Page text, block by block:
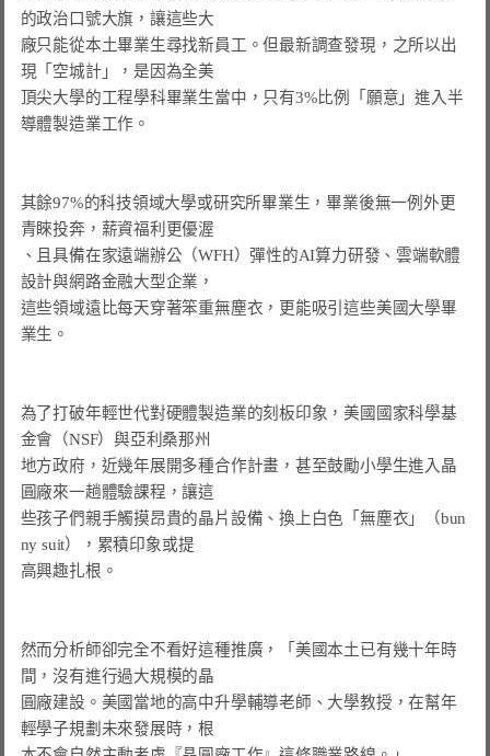
廠只能從本土畢業生尋找新員工。但最新調查發現，之所以出
現「空城計」，是因為
頂尖大學的工程學科畢業生當中，只有3%比例「願意」進入半
導體製造業工作。
其餘97%的科技領域大學或研究所畢業生，畢業後無一例外更
青睞投奔，薪資福利更優渥
、且具備在家遠端辦公（WFH）彈性的AI算力研發、雲端軟體
設計與網路金融大型企業，
這些領域遠比每天穿著笨重無塵衣，更能吸引這些美國大學畢
業生。
為了打破年輕世代對硬體製造業的刻板印象，美國國家科學基
金會（NSF）與亞利桑那州
地方政府，近幾年展開多種合作計畫，甚至鼓勵小學生進入晶
圓廠來一趟體驗課程，讓這
些孩子們親手觸摸昂貴的晶片設備、換上白色「無塵衣」（bun
ny suit），累積印象或提
高興趣扎根。
然而分析師卻完全不看好這種推廣，「美國本土已有幾十年時
間，沒有進行過大規模的晶
圓廠建設。美國當地的高中升學輔導老師、大學教授，在幫年
輕學子規劃未來發展時，根